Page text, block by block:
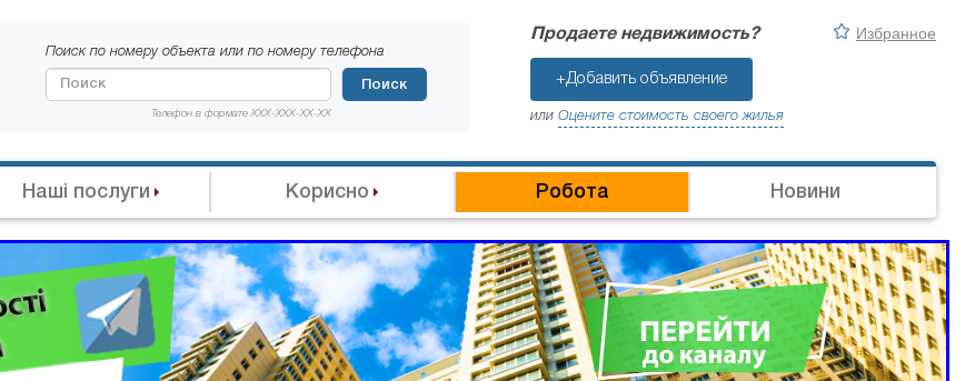
Поиск по номеру объекта или по номеру телефона
Телефон в формате XXX-XXX-XX-XX
Поиск
Продаете недвижимость?
+Добавить объявление
или Оцените стоимость своего жилья
Избранное
Наші послуги Корисно Робота Новини